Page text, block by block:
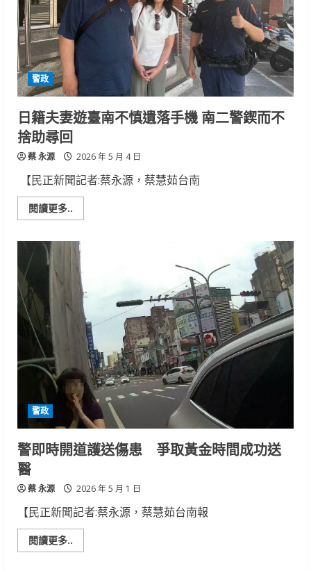
山
區
即
刻
救
援
倒
地
昏
沉
男
子
脫
警政
日籍夫妻遊臺南不慎遺落手機 南二警鍥而不
捨助尋回
蔡 永源 2026 年 5 月 4 日
【民正新聞記者:蔡永源，蔡慧茹台南
閱讀更多..
more
籍
夫
妻
遊
臺
南
慎
遺
二
警
鍥
而
不
捨
助
尋
回
警政
警即時開道護送傷患 爭取黃金時間成功送
醫
蔡 永源 2026 年 5 月 1 日
【民正新聞記者:蔡永源，蔡慧茹台南報
閱讀更多..
more